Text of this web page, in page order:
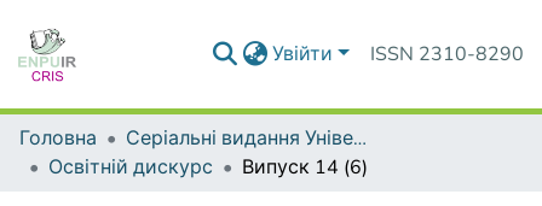
Увійти ISSN 2310-8290
Головна
Серіальні видання Університету
Освітній дискурс
Випуск 14 (6)